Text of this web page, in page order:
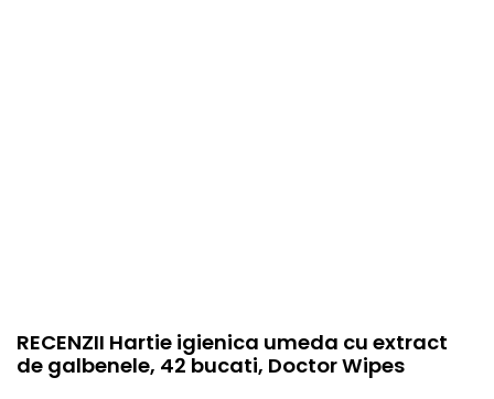
RECENZII Hartie igienica umeda cu extract
de galbenele, 42 bucati, Doctor Wipes